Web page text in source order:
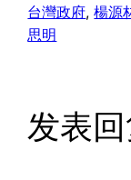
台灣政府, 楊源
思明
发表